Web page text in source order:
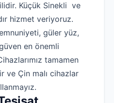
Küçük Sinekli ve
hizmet veriyoruz.
güler yüz,
en önemli
tamamen
ve Çin malı cihazlar